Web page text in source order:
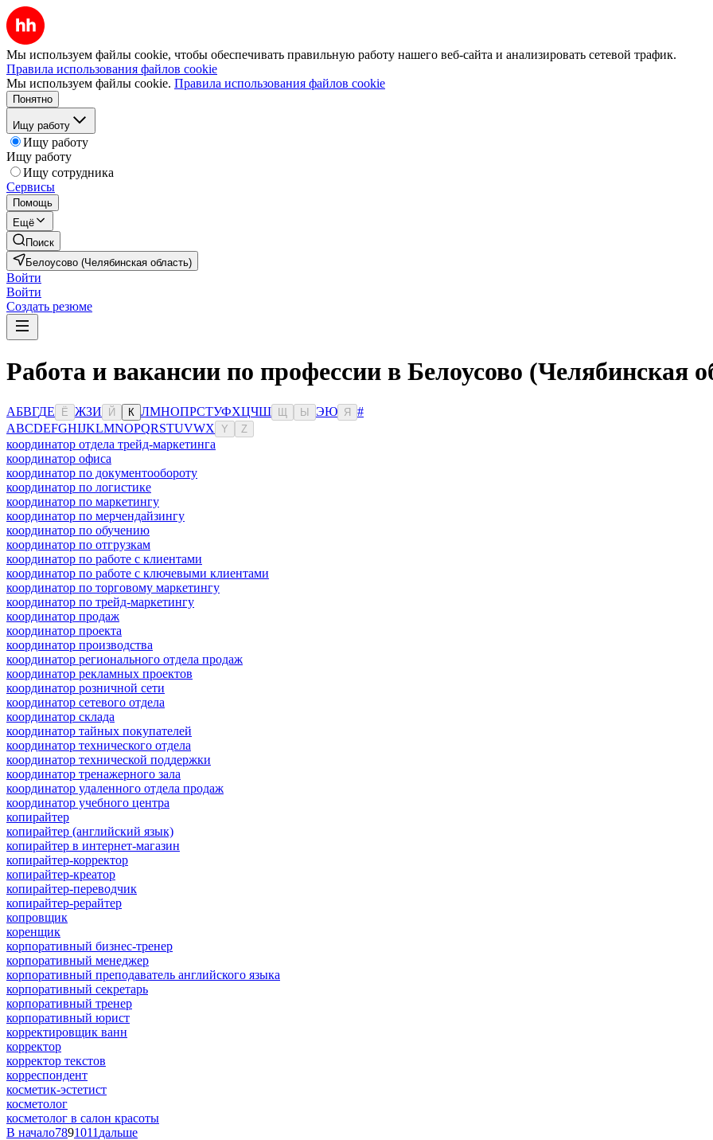
Мы используем файлы cookie, чтобы обеспечивать правильную работу нашего веб-сайта и анализировать сетевой трафик.
Правила использования файлов cookie
Мы используем файлы cookie. Правила использования файлов cookie
Понятно
Ищу работу
Ищу работу
Ищу работу
Ищу сотрудника
Сервисы
Помощь
Ещё
Поиск
Белоусово (Челябинская область)
Войти
Войти
Создать резюме
Работа и вакансии по профессии в Белоусово (Челябинская
АБВГДЕ Ё ЖЗИ Й К ЛМНОПРСТУФХЦЧШ Ы ЭЮ Я
#
ABCDEFGHIJKLMNOPQRSTUVWX Y Z
координатор отдела трейд-маркетинга
координатор офиса
координатор по документообороту
координатор по логистике
координатор по маркетингу
координатор по мерчендайзингу
координатор по обучению
координатор по отгрузкам
координатор по работе с клиентами
координатор по работе с ключевыми клиентами
координатор по торговому маркетингу
координатор по трейд-маркетингу
координатор продаж
координатор проекта
координатор производства
координатор регионального отдела продаж
координатор рекламных проектов
координатор розничной сети
координатор сетевого отдела
координатор склада
координатор тайных покупателей
координатор технического отдела
координатор технической поддержки
координатор тренажерного зала
координатор удаленного отдела продаж
координатор учебного центра
копирайтер
копирайтер (английский язык)
копирайтер в интернет-магазин
копирайтер-корректор
копирайтер-креатор
копирайтер-переводчик
копирайтер-рерайтер
копровщик
коренщик
корпоративный бизнес-тренер
корпоративный менеджер
корпоративный преподаватель английского языка
корпоративный секретарь
корпоративный тренер
корпоративный юрист
корректировщик ванн
корректор
корректор текстов
корреспондент
косметик-эстетист
косметолог
косметолог в салон красоты
В начало7891011 дальше